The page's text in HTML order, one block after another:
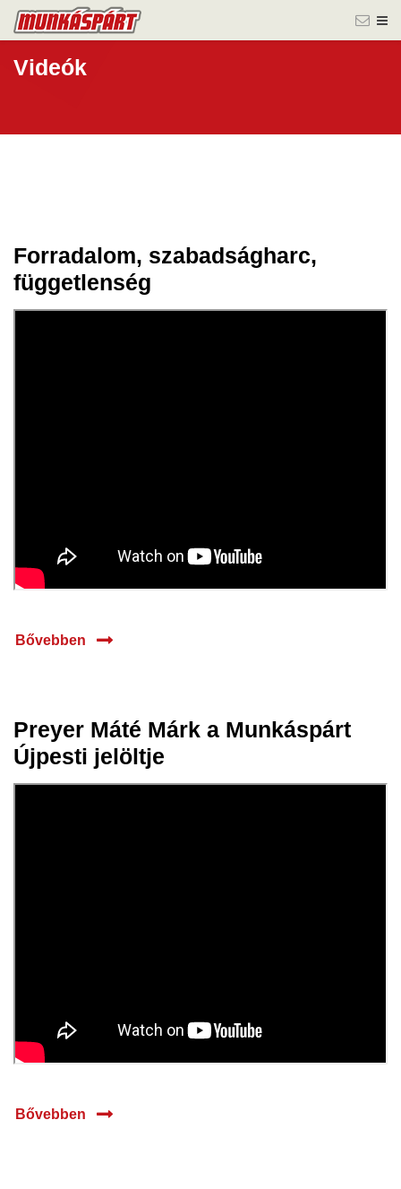
Videók
12 márc.
2025
Forradalom, szabadságharc,
függetlenség
Bővebben
10 márc.
2025
Preyer Máté Márk a Munkáspárt
Újpesti jelöltje
Bővebben